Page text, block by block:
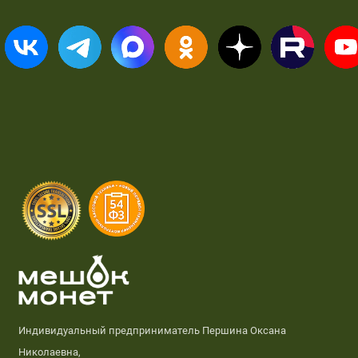
Индивидуальный предприниматель Першина Оксана
Николаевна,